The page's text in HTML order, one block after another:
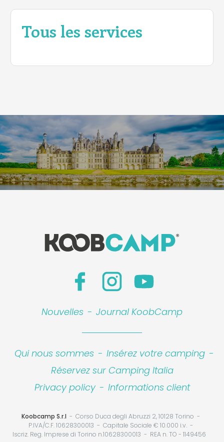
Tous les services
Nouvelles - Journal KoobCamp
Qui nous sommes - Insérez votre camping -
Réservez sur Camping Italia
Privacy policy - Informations client
Koobcamp S.r.l
Corso Duca degli Abruzzi 2, 10128 Torino
P.IVA/C.F. 10628300013
Capitale Sociale € 10.000 i.v.
Iscriz. Reg. Imprese di Torino n.10628300013
REA n. TO - 1149456